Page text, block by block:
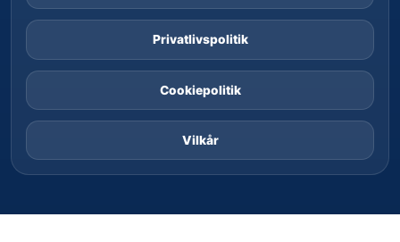
Privatlivspolitik
Cookiepolitik
Vilkår